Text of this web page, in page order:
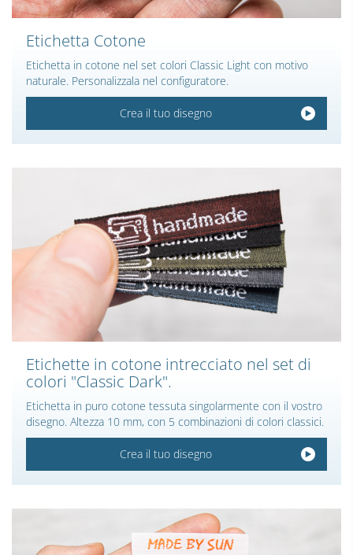
Etichetta Cotone
Etichetta in cotone nel set colori Classic Light con motivo
naturale. Personalizzala nel configuratore.
Crea il tuo disegno
Etichette in cotone intrecciato nel set di
colori "Classic Dark".
Etichetta in puro cotone tessuta singolarmente con il vostro
disegno. Altezza 10 mm, con 5 combinazioni di colori classici.
Crea il tuo disegno